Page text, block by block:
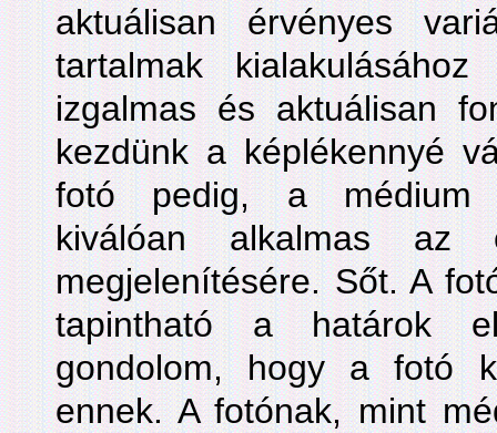
aktuálisan érvényes
tartalmak
izgalmas és aktuálisan
kezdünk a képlékennyé
fotó pedig, a médium
kiválóan alkalmas az
megjelenítésére. Sőt. A
tapintható a határok
gondolom, hogy a fotó
ennek. A fotónak, mint